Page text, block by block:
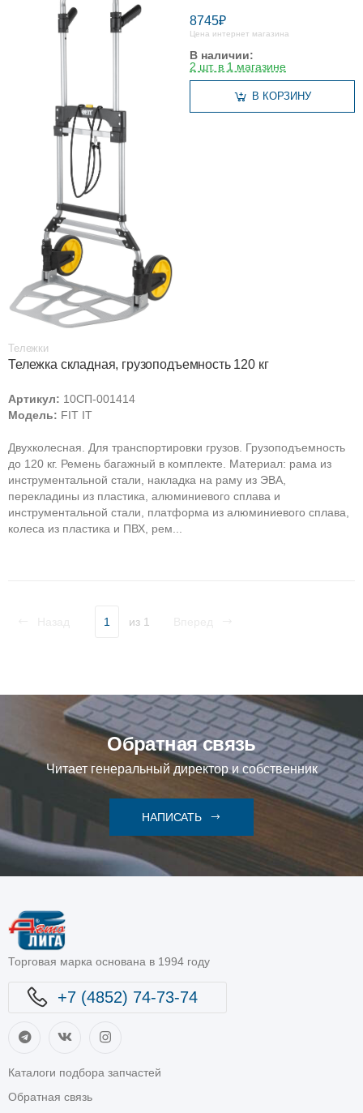
8745₽
Цена интернет магазина
В наличии:
2 шт. в 1 магазине
В КОРЗИНУ
Тележки
Тележка складная, грузоподъемность 120 кг
Артикул: 10СП-001414
Модель: FIT IT
Двухколесная. Для транспортировки грузов. Грузоподъемность
до 120 кг. Ремень багажный в комплекте. Материал: рама из
инструментальной стали, накладка на раму из ЭВА,
перекладины из пластика, алюминиевого сплава и
инструментальной стали, платформа из алюминиевого сплава,
колеса из пластика и ПВХ, рем...
1 из 1
Обратная связь
Читает генеральный директор и собственник
НАПИСАТЬ
Торговая марка основана в 1994 году
+7 (4852) 74-73-74
Каталоги подбора запчастей
Обратная связь